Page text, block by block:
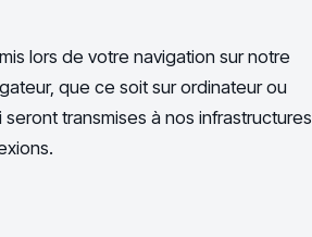
lors de votre navigation sur notre
que ce soit sur ordinateur ou
transmises à nos infrastructures